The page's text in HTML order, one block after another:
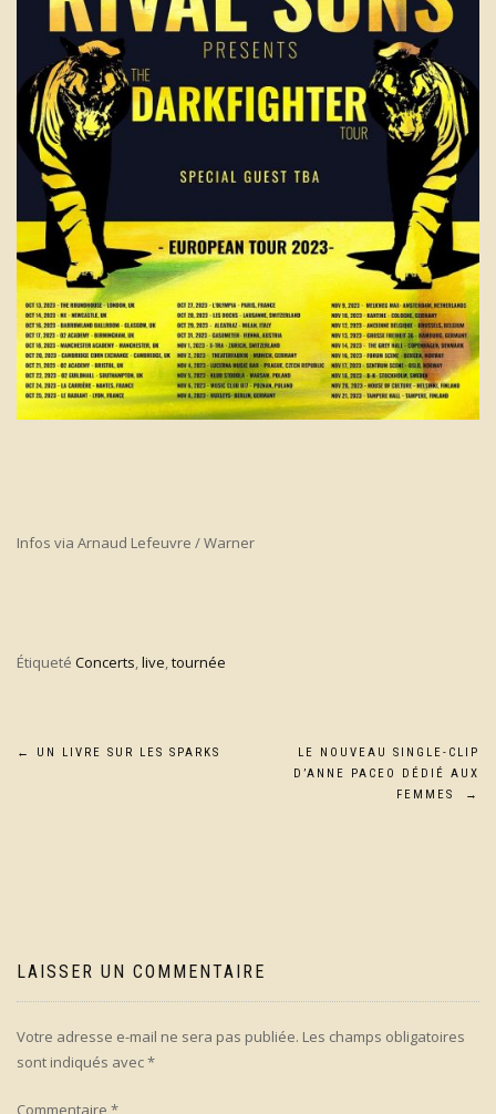
Infos via Arnaud Lefeuvre / Warner
Étiqueté Concerts live tournée
Navigation
← UN LIVRE SUR LES SPARKS
LE NOUVEAU SINGLE-CLIP
D’ANNE PACEO DÉDIÉ AUX
FEMMES
→
LAISSER UN COMMENTAIRE
Votre adresse e-mail ne sera pas publiée. Les champs obligatoires
sont indiqués avec*
Commentaire *